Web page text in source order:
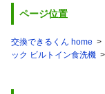
ページ位置
交換できるくん home
ック ビルトイン食洗機